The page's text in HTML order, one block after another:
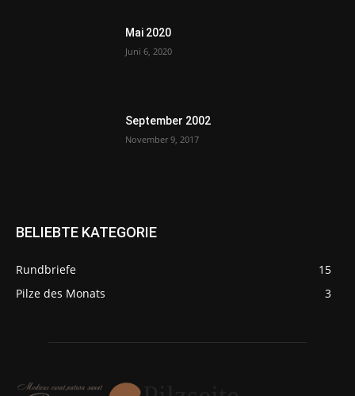
Mai 2020
Juni 6, 2020
September 2002
November 9, 2017
BELIEBTE KATEGORIE
Rundbriefe
15
Pilze des Monats
3